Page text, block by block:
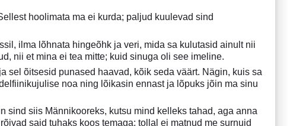
hoolimata ma ei kurda; paljud kuulevad sind
ilma lõhnata hingeõhk ja veri, mida sa kulutasid ainult nii
nii et mina ei tea mitte; kuid sinuga oli see imeline.
sel õitsesid punased haavad, kõik seda väärt. Nägin, kuis sa
noa ning lõikasin ennast ja lõpuks jõin ma sinu
sind siis Männikooreks, kutsu mind kelleks tahad, aga anna
said tuhaks koos temaga; tollal ei matnud me surnuid